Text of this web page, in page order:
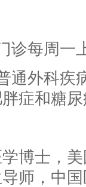
每周一
外科疾
症和糖
士，美
师，中